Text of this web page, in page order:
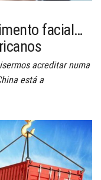
facial…
acreditar numa
está a